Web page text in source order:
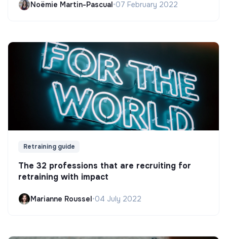
Noëmie Martin-Pascual•07 February 2022
Retraining guide
The 32 professions that are recruiting for
retraining with impact
Marianne Roussel•04 July 2022